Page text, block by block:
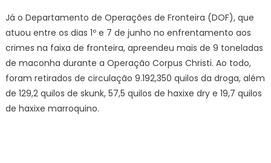
Já o Departamento de Operações de Fronteira (DOF), que
atuou entre os dias 1º e 7 de junho no enfrentamento aos
crimes na faixa de fronteira, apreendeu mais de 9 toneladas
de maconha durante a Operação Corpus Christi. Ao todo,
foram retirados de circulação 9.192,350 quilos da droga, além
de 129,2 quilos de skunk, 57,5 quilos de haxixe dry e 19,7 quilos
de haxixe marroquino.